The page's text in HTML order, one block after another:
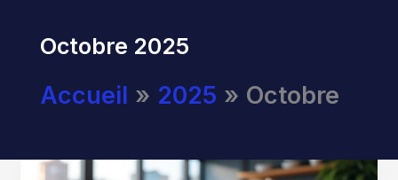
Octobre 2025
Accueil 2025 Octobre